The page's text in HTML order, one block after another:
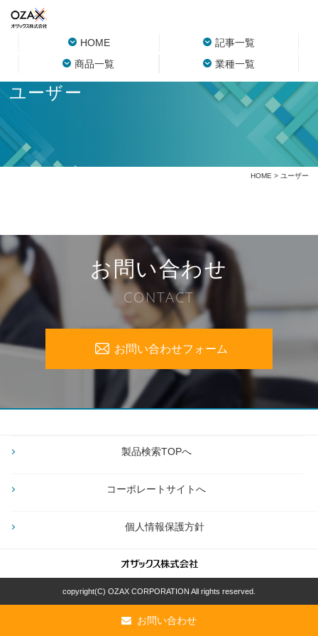
HOME
記事一覧
商品一覧
業種一覧
お問い合わせ
ユーザー
HOME > ユーザー
お問い合わせ
CONTACT
お問い合わせフォーム
製品検索TOPへ
コーポレートサイトへ
個人情報保護方針
copyright(C) OZAX CORPORATION All rights reserved.